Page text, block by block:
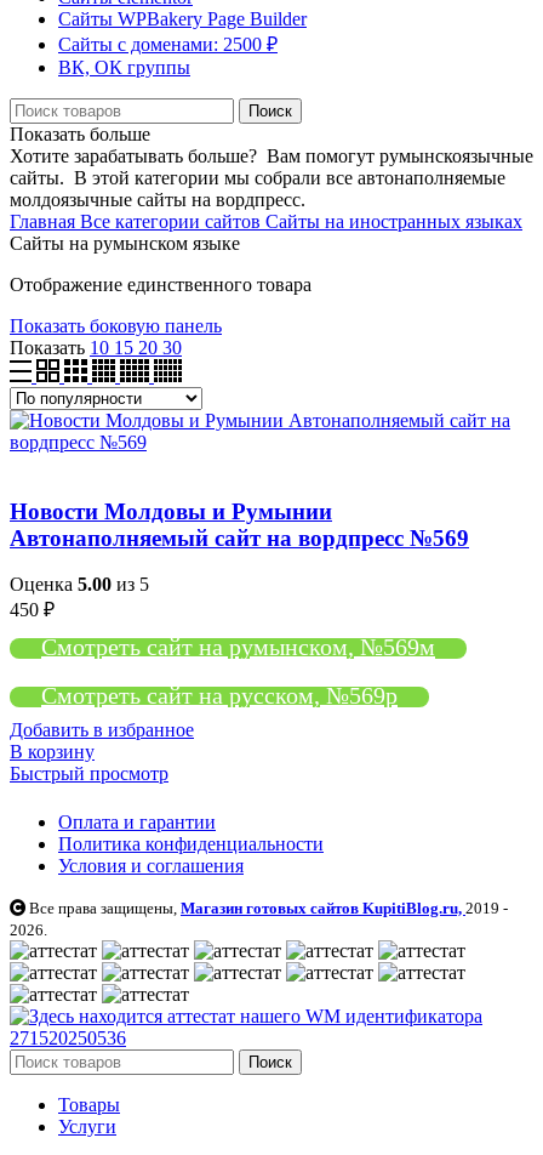
Сайты WPBakery Page Builder
Сайты с доменами: 2500 ₽
ВК, ОК группы
Поиск
Показать больше
Хотите зарабатывать больше? Вам помогут румынскоязычные
сайты. В этой категории мы собрали все автонаполняемые
молдоязычные сайты на вордпресс.
Главная Все категории сайтов Сайты на иностранных языках
Сайты на румынском языке
Отображение единственного товара
Показать боковую панель
Показать 10 15 20 30
Новости Молдовы и Румынии
Автонаполняемый сайт на вордпресс №569
Оценка 5.00 из 5
450 ₽
Смотреть сайт на румынском, №569м
Смотреть сайт на русском, №569р
Добавить в избранное
В корзину
Быстрый просмотр
Оплата и гарантии
Политика конфиденциальности
Условия и соглашения
Все права защищены, Магазин готовых сайтов KupitiBlog.ru, 2019 -
2026.
Поиск
Товары
Услуги